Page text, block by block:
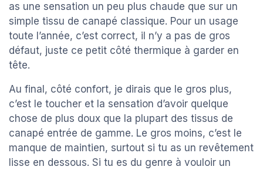
as une sensation un peu plus chaude que sur un
simple tissu de canapé classique. Pour un usage
toute l’année, c’est correct, il n’y a pas de gros
défaut, juste ce petit côté thermique à garder en
tête.
Au final, côté confort, je dirais que le gros plus,
c’est le toucher et la sensation d’avoir quelque
chose de plus doux que la plupart des tissus de
canapé entrée de gamme. Le gros moins, c’est le
manque de maintien, surtout si tu as un revêtement
lisse en dessous. Si tu es du genre à vouloir un